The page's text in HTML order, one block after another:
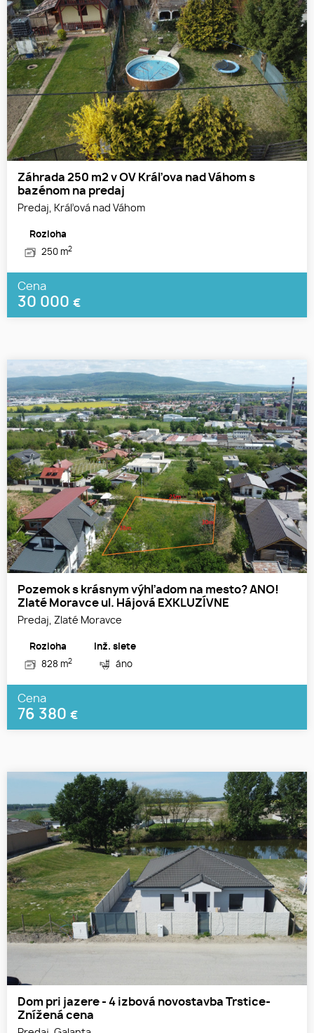
Záhrada 250 m2 v OV Kráľova nad Váhom s
bazénom na predaj
Predaj, Kráľová nad Váhom
Rozloha
250 m2
Cena
30 000 €
Pozemok s krásnym výhľadom na mesto? ANO!
Zlaté Moravce ul. Hájová EXKLUZÍVNE
Predaj, Zlaté Moravce
Rozloha
828 m2
Inž. siete
áno
Cena
76 380 €
Dom pri jazere - 4 izbová novostavba Trstice-
Znížená cena